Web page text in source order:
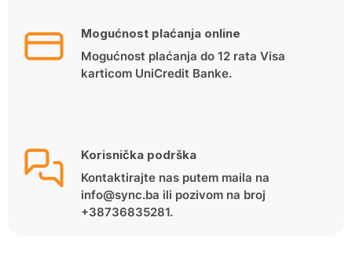
Mogućnost plaćanja online
Mogućnost plaćanja do 12 rata Visa
karticom UniCredit Banke.
Korisnička podrška
Kontaktirajte nas putem maila na
info@sync.ba ili pozivom na broj
+38736835281.